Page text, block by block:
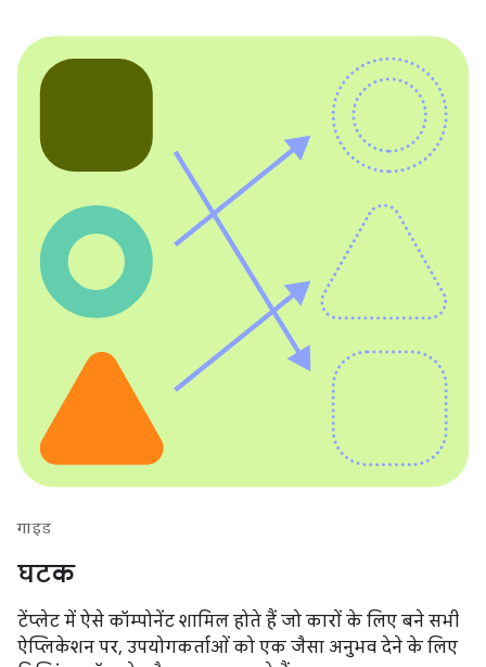
गाइड
घटक
टेंप्लेट में ऐसे कॉम्पोनेंट शामिल होते हैं जो कारों के लिए बने सभी
ऐप्लिकेशन पर, उपयोगकर्ताओं को एक जैसा अनुभव देने के लिए